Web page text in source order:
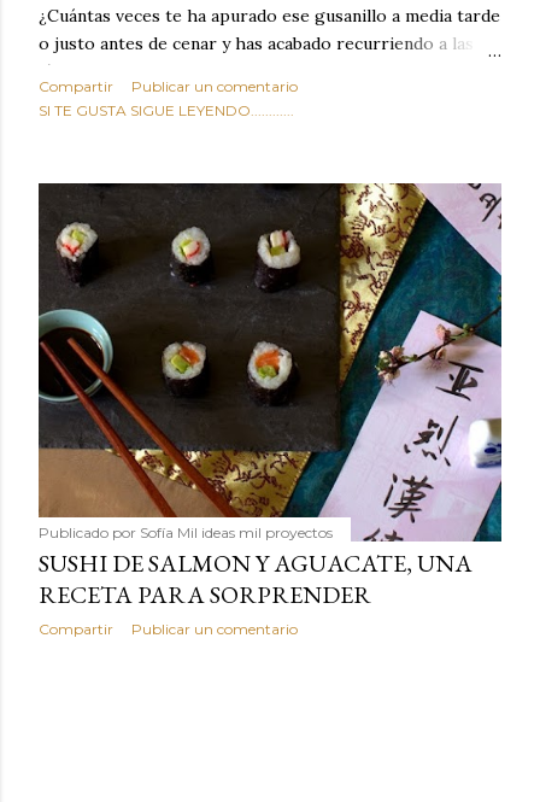
¿Cuántas veces te ha apurado ese gusanillo a media tarde
o justo antes de cenar y has acabado recurriendo a las
típicas patatas de bolsa, frutos secos fritos o snacks
ultraprocesados llenos de grasas saturadas y sodio?
sabroso, con ese toque tostado y crujiente que tanto nos
satisface. Estas alubias crujientes al horno van a cambiar
por completo tu forma de ver las legumbres. Olvídate de
asociar las alubias únicamente a los guisos tradicionales y
copiosos de invierno. Con esta receta simple pero
revolucionaria, transformaremos un ingrediente tan
humilde como la alubia de La Bañeza en un snack ligero,
dorado, cargado de proteína y 100% natural. Es el
sustituto perfecto a los frutos se...
Compartir
Publicar un comentario
SI TE GUSTA SIGUE LEYENDO............
Publicado por Sofía Mil ideas mil proyectos
SUSHI DE SALMON Y AGUACATE, UNA
RECETA PARA SORPRENDER
Compartir Publicar un comentario